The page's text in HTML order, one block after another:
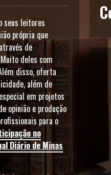
seus leitores
própria que
de
deles com
disso, oferta
além de
em projetos
opinião e produção
para o
no
Diário de Minas